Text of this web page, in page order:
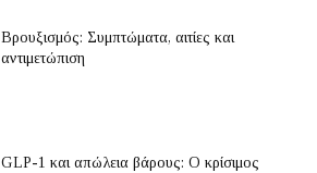
Βρουξισμός: Συμπτώματα, αιτίες και
αντιμετώπιση
GLP-1 και απώλεια βάρους: Ο κρίσιμος